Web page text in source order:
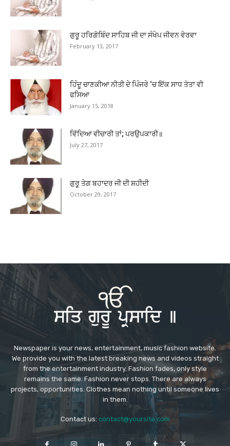
ਗੁਰੂ ਹਰਿਗੋਬਿੰਦ ਸਾਹਿਬ ਜੀ ਦਾ ਸੰਖੇਪ ਜੀਵਨ ਵੇਰਵਾ
February 13, 2017
ਹਿੰਦੂ ਚਾਣਕੀਆ ਨੀਤੀ ਦੇ ਪਿੰਜਰੇ ‘ਚ ਇੱਕ ਸਾਧ ਤੋਤਾ ਵੀ
ਫਸਿਆ
January 15, 2018
ਵਿੱਦਿਆ ਵੀਚਾਰੀ ਤਾਂ; ਪਰਉਪਕਾਰੀ॥
July 27, 2017
ਗੁਰੂ ਤੇਗ ਬਹਾਦਰ ਜੀ ਦੀ ਸ਼ਹੀਦੀ
October 29, 2017
Newspaper is your news, entertainment, music fashion website.
We provide you with the latest breaking news and videos straight
from the entertainment industry. Fashion fades, only style
remains the same. Fashion never stops. There are always
projects, opportunities. Clothes mean nothing until someone lives
in them.
Contact us: contact@yoursite.com